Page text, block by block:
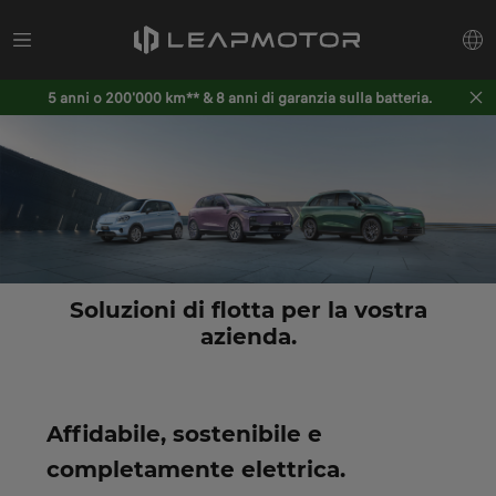
5 anni o 200'000 km** & 8 anni di garanzia sulla batteria.
Soluzioni di flotta per la vostra
azienda.
Affidabile, sostenibile e
completamente elettrica.